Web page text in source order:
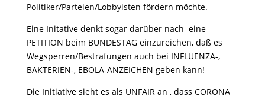
Politiker/Parteien/Lobbyisten fördern möchte.
Eine Initative denkt sogar darüber nach eine
PETITION beim BUNDESTAG einzureichen, daß es
Wegsperren/Bestrafungen auch bei INFLUENZA-,
BAKTERIEN-, EBOLA-ANZEICHEN geben kann!
Die Initiative sieht es als UNFAIR an , dass CORONA